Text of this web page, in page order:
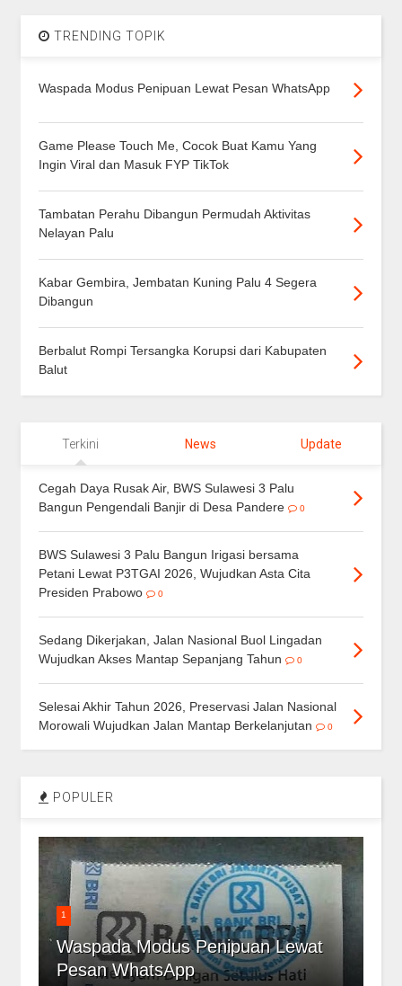
TRENDING TOPIK
Waspada Modus Penipuan Lewat Pesan WhatsApp
Game Please Touch Me, Cocok Buat Kamu Yang
Ingin Viral dan Masuk FYP TikTok
Tambatan Perahu Dibangun Permudah Aktivitas
Nelayan Palu
Kabar Gembira, Jembatan Kuning Palu 4 Segera
Dibangun
Berbalut Rompi Tersangka Korupsi dari Kabupaten
Balut
Terkini News Update
Cegah Daya Rusak Air, BWS Sulawesi 3 Palu
Bangun Pengendali Banjir di Desa Pandere
0
BWS Sulawesi 3 Palu Bangun Irigasi bersama
Petani Lewat P3TGAI 2026, Wujudkan Asta Cita
Presiden Prabowo
0
Sedang Dikerjakan, Jalan Nasional Buol Lingadan
Wujudkan Akses Mantap Sepanjang Tahun
0
Selesai Akhir Tahun 2026, Preservasi Jalan Nasional
Morowali Wujudkan Jalan Mantap Berkelanjutan
0
POPULER
1
Waspada Modus Penipuan Lewat
Pesan WhatsApp